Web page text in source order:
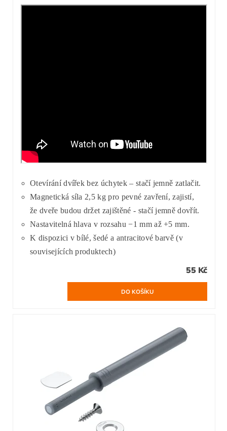
Otevírání dvířek bez úchytek – stačí jemně zatlačit.
Magnetická síla 2,5 kg pro pevné zavření, zajistí,
že dveře budou držet zajištěné - stačí jemně dovřít.
Nastavitelná hlava v rozsahu −1 mm až +5 mm.
K dispozici v bílé, šedé a antracitové barvě (v
souvisejících produktech)
55 Kč